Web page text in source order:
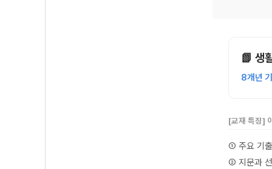
📗 생
8개년
[교재 특징]
① 주요 기
② 지문과